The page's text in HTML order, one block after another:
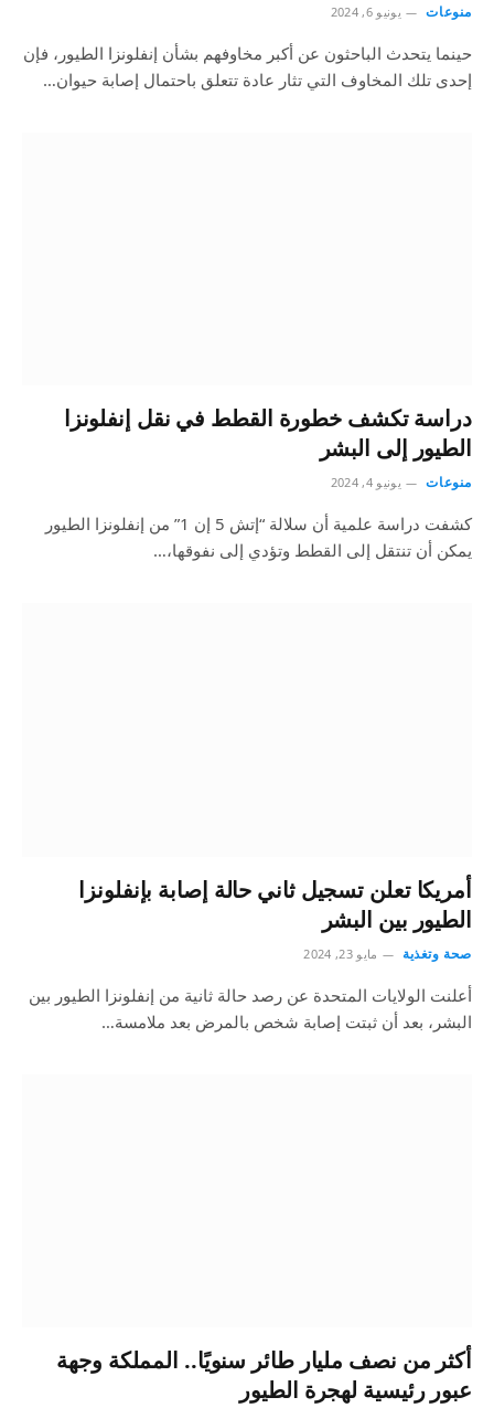
منوعات يونيو 6, 2024
حينما يتحدث الباحثون عن أكبر مخاوفهم بشأن إنفلونزا الطيور، فإن
إحدى تلك المخاوف التي تثار عادة تتعلق باحتمال إصابة حيوان…
دراسة تكشف خطورة القطط في نقل إنفلونزا
الطيور إلى البشر
منوعات يونيو 4, 2024
كشفت دراسة علمية أن سلالة “إتش 5 إن 1” من إنفلونزا الطيور
يمكن أن تنتقل إلى القطط وتؤدي إلى نفوقها،…
أمريكا تعلن تسجيل ثاني حالة إصابة بإنفلونزا
الطيور بين البشر
صحة وتغذية مايو 23, 2024
أعلنت الولايات المتحدة عن رصد حالة ثانية من إنفلونزا الطيور بين
البشر، بعد أن ثبتت إصابة شخص بالمرض بعد ملامسة…
أكثر من نصف مليار طائر سنويًا.. المملكة وجهة
عبور رئيسية لهجرة الطيور